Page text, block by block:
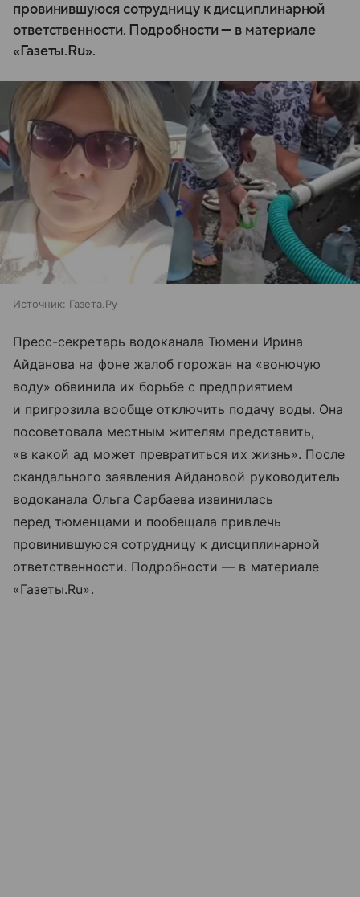
провинившуюся сотрудницу к дисциплинарной
ответственности. Подробности — в материале
«Газеты.Ru».
Источник: Газета.Ру
Пресс-секретарь водоканала Тюмени Ирина
Айданова на фоне жалоб горожан на «вонючую
воду» обвинила их борьбе с предприятием
и пригрозила вообще отключить подачу воды. Она
посоветовала местным жителям представить,
«в какой ад может превратиться их жизнь». После
скандального заявления Айдановой руководитель
водоканала Ольга Сарбаева извинилась
перед тюменцами и пообещала привлечь
провинившуюся сотрудницу к дисциплинарной
ответственности. Подробности — в материале
«Газеты.Ru».